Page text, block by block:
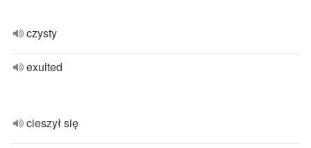
czysty
exulted
cieszył się